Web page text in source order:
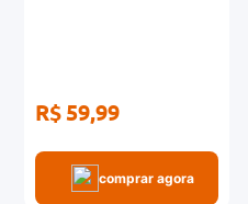
R$ 59,99
comprar agora